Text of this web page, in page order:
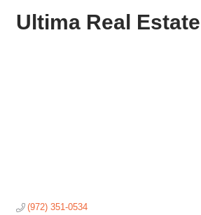
Ultima Real Estate
(972) 351-0534